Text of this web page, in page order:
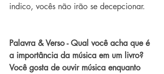
indico, vocês não irão se decepcionar.
Palavra & Verso - Qual você acha que é
a importância da música em um livro?
Você gosta de ouvir música enquanto